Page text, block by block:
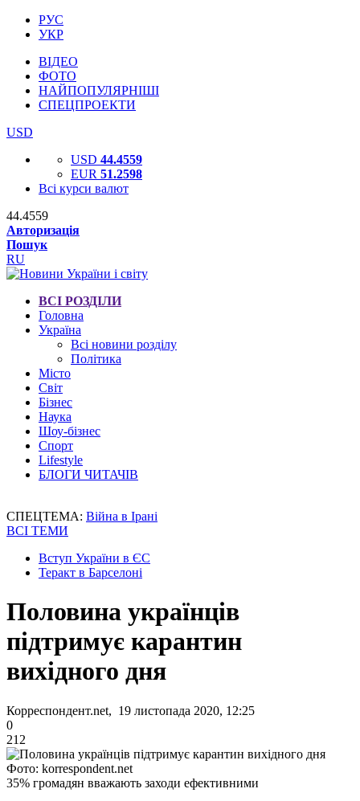
РУС
УКР
ВІДЕО
ФОТО
НАЙПОПУЛЯРНІШІ
СПЕЦПРОЕКТИ
USD
USD 44.4559
EUR 51.2598
Всі курси валют
44.4559
Авторизація
Пошук
RU
ВСІ РОЗДІЛИ
Головна
Україна
Всі новини розділу
Політика
Місто
Світ
Бізнес
Наука
Шоу-бізнес
Спорт
Lifestyle
БЛОГИ ЧИТАЧІВ
СПЕЦТЕМА: Війна в Ірані
ВСІ ТЕМИ
Вступ України в ЄС
Теракт в Барселоні
Половина українців
підтримує карантин
вихідного дня
Корреспондент.net, 19 листопада 2020, 12:25
0
212
Фото: korrespondent.net
35% громадян вважають заходи ефективними